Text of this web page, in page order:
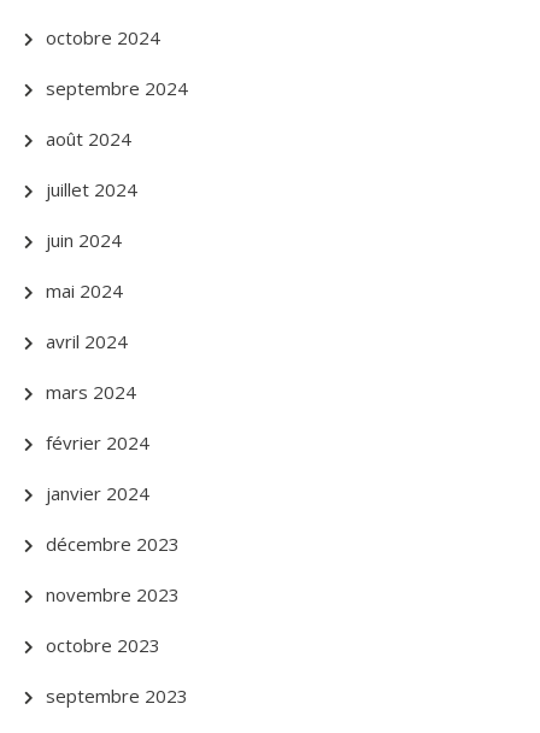
octobre 2024
septembre 2024
août 2024
juillet 2024
juin 2024
mai 2024
avril 2024
mars 2024
février 2024
janvier 2024
décembre 2023
novembre 2023
octobre 2023
septembre 2023